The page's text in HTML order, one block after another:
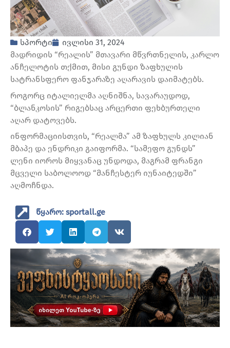
სპორტი
ივლისი 31, 2024
მადრიდის “რეალის” მთავარი მწვრთნელის, კარლო
ანჩელოტის თქმით, მისი გუნდი ზაფხულის
სატრანსფერო ფანჯარაზე აღარავის დაიმატებს.
როგორც იტალიელმა აღნიშნა, სავარაუდოდ,
“ბლანკოსის” რიგებსაც არცერთი ფეხბურთელი
აღარ დატოვებს.
ინფორმაციისთვის, “რეალმა” ამ ზაფხულს კილიან
მბაპე და ენდრიკი გაიფორმა. “სამეფო გუნდს”
ლენი იოროს მიყვანაც უნდოდა, მაგრამ ფრანგი
მცველი საბოლოოდ “მანჩესტერ იუნაიტედში”
აღმოჩნდა.
წყარო: sportall.ge